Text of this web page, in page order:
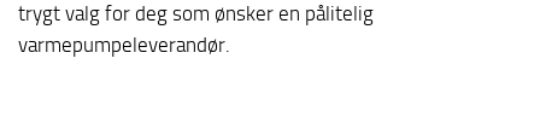
trygt valg for deg som ønsker en pålitelig
varmepumpeleverandør.